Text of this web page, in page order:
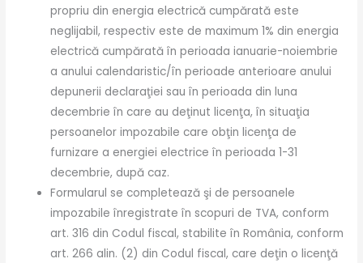
propriu din energia electrică cumpărată este
neglijabil, respectiv este de maximum 1% din energia
electrică cumpărată în perioada ianuarie-noiembrie
a anului calendaristic/în perioade anterioare anului
depunerii declaraţiei sau în perioada din luna
decembrie în care au deţinut licenţa, în situaţia
persoanelor impozabile care obţin licenţa de
furnizare a energiei electrice în perioada 1-31
decembrie, după caz.
Formularul se completează şi de persoanele
impozabile înregistrate în scopuri de TVA, conform
art. 316 din Codul fiscal, stabilite în România, conform
art. 266 alin. (2) din Codul fiscal, care deţin o licenţă